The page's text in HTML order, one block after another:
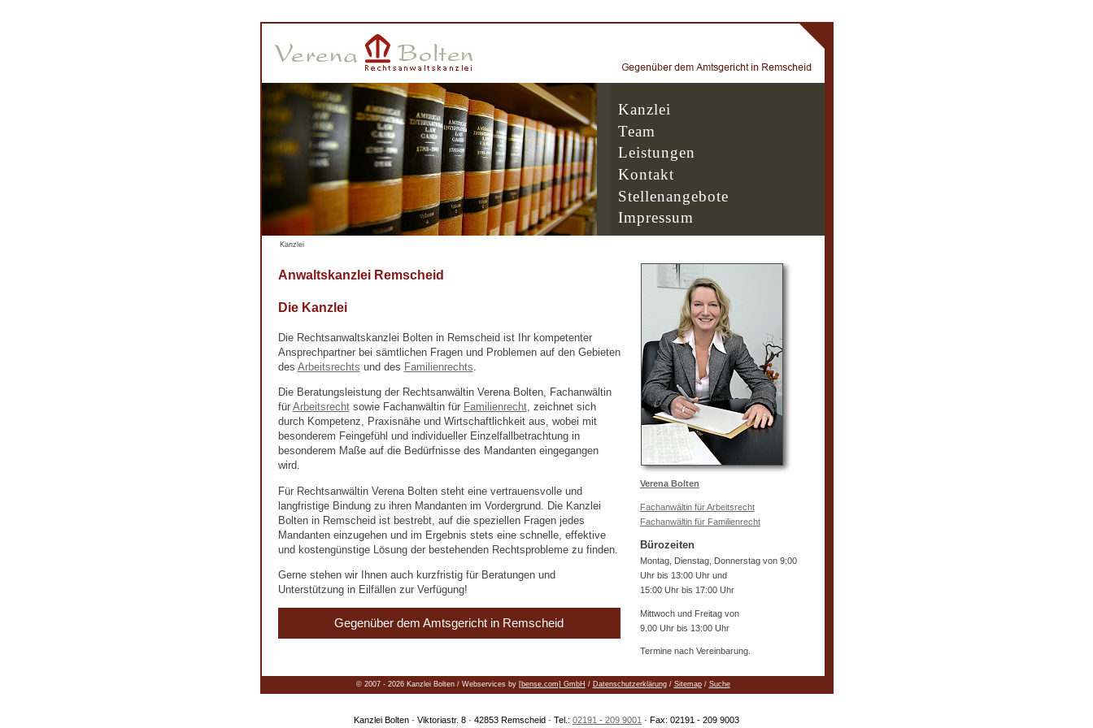
Kanzlei
Team
Leistungen
Kontakt
Stellenangebote
Impressum
Kanzlei
Anwaltskanzlei Remscheid
Die Kanzlei
Die Rechtsanwaltskanzlei Bolten in Remscheid ist Ihr kompetenter
Ansprechpartner bei sämtlichen Fragen und Problemen auf den Gebieten
des Arbeitsrechts und des Familienrechts
Die Beratungsleistung der Rechtsanwältin Verena Bolten, Fachanwältin
für Arbeitsrechtsowie Fachanwältin für Familienrecht, zeichnet sich
durch Kompetenz, Praxisnähe und Wirtschaftlichkeit aus, wobei mit
besonderem Feingefühl und individueller Einzelfallbetrachtung in
besonderem Maße auf die Bedürfnisse des Mandanten eingegangen
wird.
Für Rechtsanwältin Verena Bolten steht eine vertrauensvolle und
langfristige Bindung zu ihren Mandanten im Vordergrund. Die Kanzlei
Bolten in Remscheid ist bestrebt, auf die speziellen Fragen jedes
Mandanten einzugehen und im Ergebnis stets eine schnelle, effektive
und kostengünstige Lösung der bestehenden Rechtsprobleme zu finden.
Gerne stehen wir Ihnen auch kurzfristig für Beratungen und
Unterstützung in Eilfällen zur Verfügung!
Gegenüber dem Amtsgericht in Remscheid
Verena Bolten
Fachanwältin für Arbeitsrecht
Fachanwältin für Familienrecht
Bürozeiten
Montag, Dienstag, Donnerstag von 9:00
Uhr bis 13:00 Uhr und
15:00 Uhr bis 17:00 Uhr
Mittwoch und Freitag von
9.00 Uhr bis 13:00 Uhr
Termine nach Vereinbarung.
© 2007 - 2026 Kanzlei Bolten / Webservices by [bense.com] GmbH / Datenschutzerklärung/ Sitemap/ Suche
Kanzlei Bolten · Viktoriastr. 8 · 42853 Remscheid · Tel.: 02191 - 209 9001 · Fax: 02191 - 209 9003